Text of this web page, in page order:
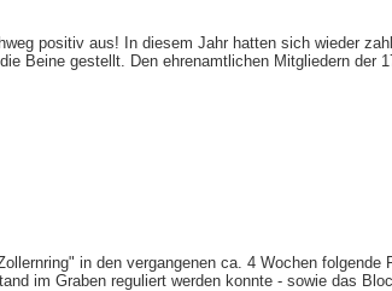
positiv aus! In diesem Jahr hatten sich wieder
Beine gestellt. Den ehrenamtlichen Mitgliedern der
in den vergangenen ca. 4 Wochen folgende
im Graben reguliert werden konnte - sowie das